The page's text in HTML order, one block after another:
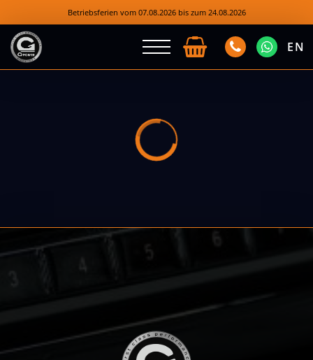
Betriebsferien vom 07.08.2026 bis zum 24.08.2026
EN